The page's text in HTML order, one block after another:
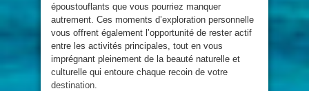
époustouflants que vous pourriez manquer
autrement. Ces moments d’exploration personnelle
vous offrent également l’opportunité de rester actif
entre les activités principales, tout en vous
imprégnant pleinement de la beauté naturelle et
culturelle qui entoure chaque recoin de votre
destination